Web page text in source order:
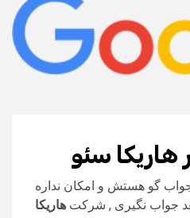
سئو
گو هستش و امکان نداره
جواب نگیری , شرکت هاریکا